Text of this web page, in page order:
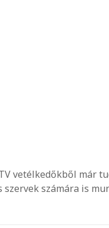
vetélkedőkből már
szervek számára is